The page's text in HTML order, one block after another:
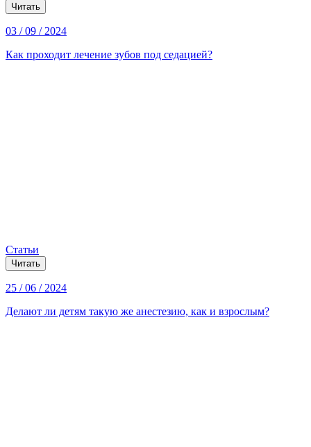
Читать
03 / 09 / 2024
Как проходит лечение зубов под седацией?
Статьи
Читать
25 / 06 / 2024
Делают ли детям такую же анестезию, как и взрослым?